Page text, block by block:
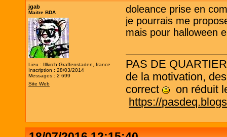
jgab
Maitre BDA
Lieu : Illkirch-Graffenstaden, france
Inscription : 28/03/2014
Messages : 2 699
Site Web
doleance prise en
je pourrais me
mais pour halloween
PAS DE
de la motivation,
correct
on réduit
https://